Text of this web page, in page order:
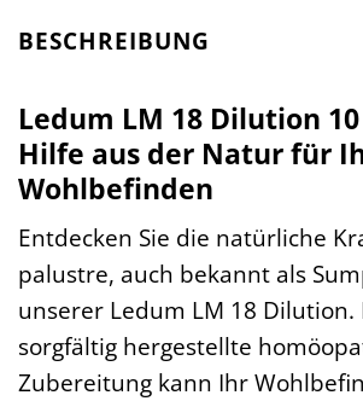
BESCHREIBUNG
Ledum LM 18 Dilution
Hilfe aus der Natur für
Wohlbefinden
Entdecken Sie die natürliche
palustre, auch bekannt als
unserer Ledum LM 18 Dilution.
sorgfältig hergestellte
Zubereitung kann Ihr